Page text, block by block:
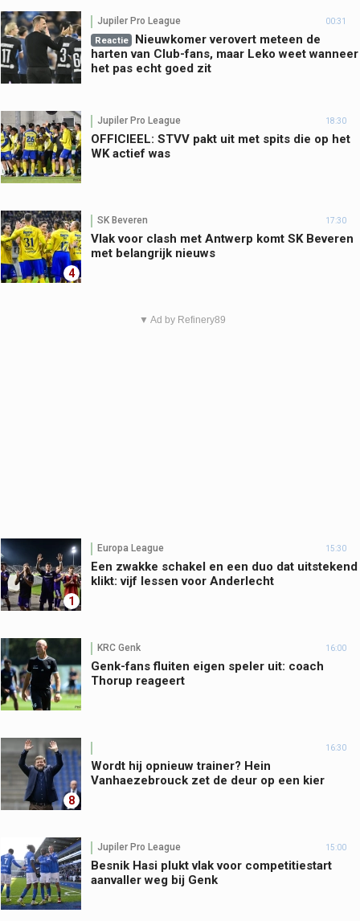
Jupiler Pro League 00:31
Reactie
Nieuwkomer verovert meteen de
harten van Club-fans, maar Leko weet wanneer
het pas echt goed zit
Jupiler Pro League 18:30
OFFICIEEL: STVV pakt uit met spits die op het
WK actief was
4
SK Beveren 17:30
Vlak voor clash met Antwerp komt SK Beveren
met belangrijk nieuws
▼ Ad by Refinery89
1
Europa League 15:30
Een zwakke schakel en een duo dat uitstekend
klikt: vijf lessen voor Anderlecht
KRC Genk 16:00
Genk-fans fluiten eigen speler uit: coach
Thorup reageert
8
16:30
Wordt hij opnieuw trainer? Hein
Vanhaezebrouck zet de deur op een kier
Jupiler Pro League 15:00
Besnik Hasi plukt vlak voor competitiestart
aanvaller weg bij Genk